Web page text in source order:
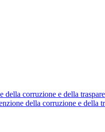
della corruzione e della
della corruzione e della